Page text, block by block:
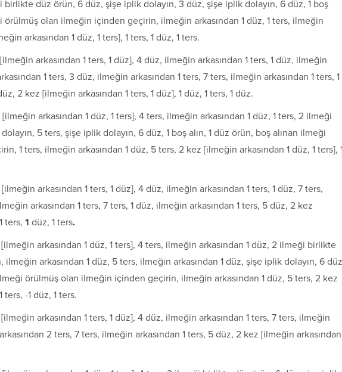
birlikte düz örün, 6 düz, şişe iplik dolayın, 3 düz, şişe iplik dolayın, 6 düz, 1 boş
örülmüş olan ilmeğin içinden geçi­rin, ilmeğin arkasından 1 düz, 1 ters, ilmeğin
arkasından 1 düz, 1 ters], 1 ters, 1 düz, 1 ters.
arkasından 1 ters, 1 düz], 4 düz, ilmeğin arkasından 1 ters, 1 düz, ilmeğin
1 ters, 3 düz, ilmeğin arkasından 1 ters, 7 ters, ilmeğin arkasından 1 ters, 1
2 kez [ilmeğin arkasından 1 ters, 1 düz], 1 düz, 1 ters, 1 düz.
arkasından 1 düz, 1 ters], 4 ters, ilmeğin arkasından 1 düz, 1 ters, 2 ilmeği
5 ters, şişe iplik dolayın, 6 düz, 1 boş alın, 1 düz örün, boş alınan ilmeği
1 ters, ilmeğin arkasından 1 düz, 5 ters, 2 kez [ilmeğin arkasından 1 düz, 1 ters],
arkasından 1 ters, 1 düz], 4 düz, ilmeğin arkasından 1 ters, 1 düz, 7 ters,
arkasından 1 ters, 7 ters, 1 düz, ilmeğin arkasından 1 ters, 5 düz, 2 kez
ters, 1 düz, 1 ters.
arkasından 1 düz, 1 ters], 4 ters, ilmeğin arkasından 1 düz, 2 ilmeği birlik­te
arkasından 1 düz, 5 ters, ilmeğin arkasından 1 düz, şişe iplik dolayın, 6
örülmüş olan ilmeğin içinden geçirin, ilmeğin arkasından 1 düz, 5 ters, 2 kez
ters, -1 düz, 1 ters.
arkasından 1 ters, 1 düz], 4 düz, ilmeğin arkasından 1 ters, 7 ters, ilmeğin
2 ters, 7 ters, ilmeğin arkasından 1 ters, 5 düz, 2 kez [ilmeğin arkasından